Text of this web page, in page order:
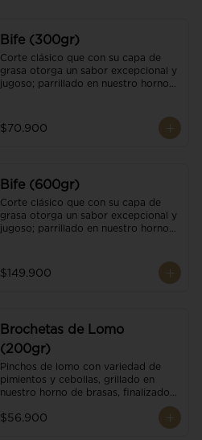
Bife (300gr)
Corte clásico que con su capa de
grasa otorga un sabor excepcional y
jugoso; parrillado en nuestro horno
cristales de sal y mantequilla de ajo
y pimientos. Una guarnición a
$70.900
Bife (600gr)
Corte clásico que con su capa de
grasa otorga un sabor excepcional y
jugoso; parrillado en nuestro horno
cristales de sal y mantequilla de ajo
y pimientos. Dos guarniciones a
$149.900
Brochetas de Lomo
(200gr)
Pinchos de lomo con variedad de
pimientos y cebollas, grillado en
nuestro horno de brasas, finalizado
con cristales de sal. Acompañado de
salsa criolla.
$56.900